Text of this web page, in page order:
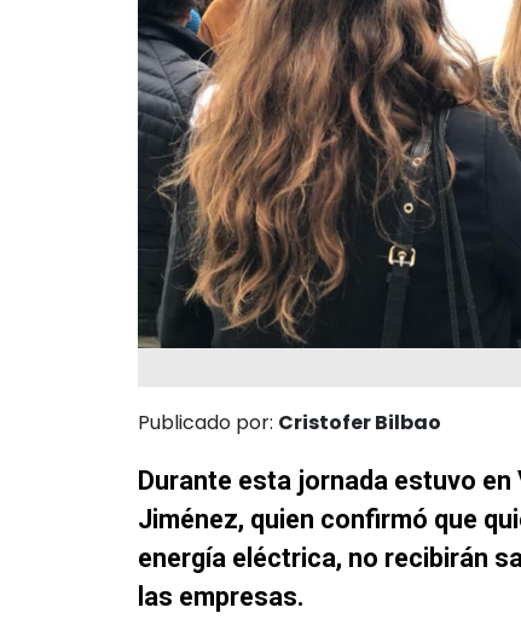
Publicado por: Cristofer Bilbao
Durante esta jornada estuvo
Jiménez, quien confirmó que
energía eléctrica, no recibirán
las empresas.